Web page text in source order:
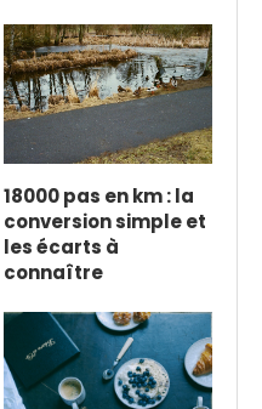
18000 pas en km : la
conversion simple et
les écarts à
connaître